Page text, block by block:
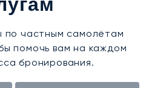
по частным самолётам
помочь вам на каждом
бронирования.